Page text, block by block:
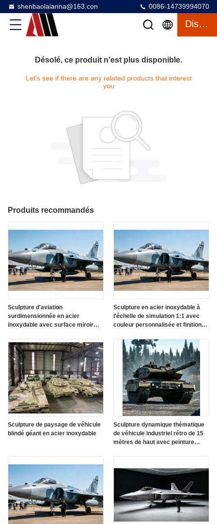
shenbaolaianna@163.con 0086-14739994070
Discuter
Désolé, ce produit n'est plus disponible.
Let's see if there are any related products that interest
you
Produits recommandés
Sculpture d'aviation
surdimensionnée en acier
inoxydable avec surface miroir
Sculpture en acier inoxydable à
l'échelle de simulation 1:1 avec
couleur personnalisée et finition
Sculpture de paysage de véhicule
blindé géant en acier inoxydable
Sculpture dynamique thématique
de véhicule industriel rétro de 15
mètres de haut avec peinture